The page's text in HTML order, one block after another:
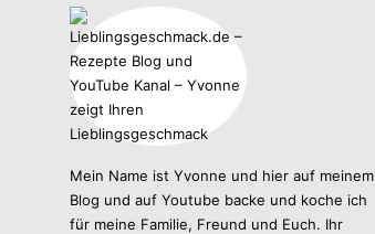
Mein Name ist Yvonne und hier auf meinem
Blog und auf Youtube backe und koche ich
für meine Familie, Freund und Euch. Ihr